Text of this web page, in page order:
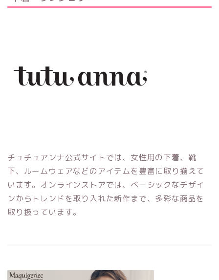
チュチュアンナ公式サイトでは、女性用の下着、靴
下、ルームウェアなどのアイテムを豊富に取り揃えて
います。オンラインストアでは、ベーシックなデザイ
ンからトレンドを取り入れた新作まで、多彩な商品を
取り扱っています。